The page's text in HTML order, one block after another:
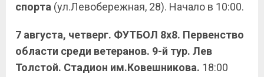
спорта (ул.Левобережная, 28). Начало в 10:00.
7 августа, четверг. ФУТБОЛ 8х8. Первенство
области среди ветеранов. 9-й тур. Лев
Толстой. Стадион им.Ковешникова. 18:00